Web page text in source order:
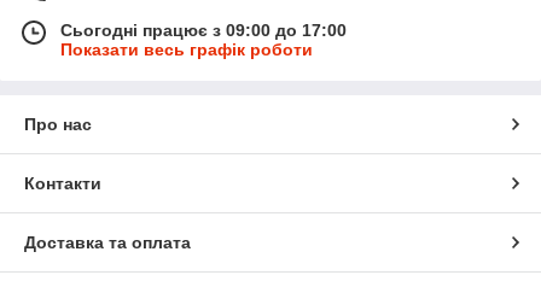
Сьогодні працює з 09:00 до 17:00
Показати весь графік роботи
Про нас
Контакти
Доставка та оплата